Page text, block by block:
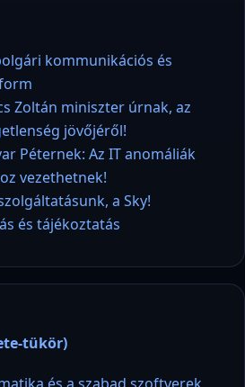
kommunikációs és
Zoltán miniszter úrnak, az
jövőjéről!
Péternek: Az IT anomáliák
vezethetnek!
a Sky!
és tájékoztatás
tükör)